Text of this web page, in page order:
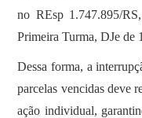
no REsp 1.747.895/
Primeira Turma, DJe de
Dessa forma, a
parcelas vencidas deve
ação individual,